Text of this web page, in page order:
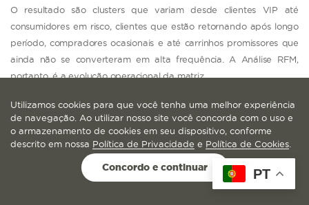
O resultado são clusters que variam desde clientes VIP até
consumidores em risco, clientes que estão retornando após longo
período, compradores ocasionais e até carrinhos promissores que
ainda não se converteram em alta frequência. A Análise RFM,
portanto, é a evolução operacional da matriz.
O processo começa pela atribuição de pontuações. É comum
utilizar escalas de 1 a 5, onde 5 representa o melhor cenário para
cada indicador. Clientes com alta recência, alta frequência e
grande valor monetário têm pontuações 5-5-5. Já consumidores
que não compram há muito tempo, compram pouco e gastam
PT
Utilizamos cookies para que você tenha uma melhor experiência
de navegação. Ao utilizar nosso site você concorda com o uso e
o armazenamento de cookies em seu dispositivo, conforme
descrito em nossa Política de Privacidade e Política de Cookies
Concordo e continuar